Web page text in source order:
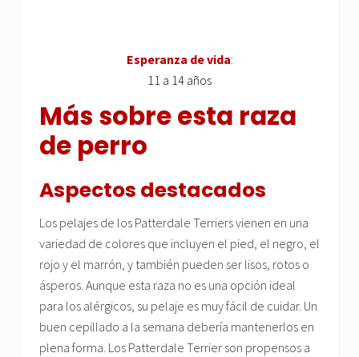
Esperanza de vida:
11 a 14 años
Más sobre esta raza
de perro
Aspectos destacados
Los pelajes de los Patterdale Terriers vienen en una
variedad de colores que incluyen el pied, el negro, el
rojo y el marrón, y también pueden ser lisos, rotos o
ásperos. Aunque esta raza no es una opción ideal
para los alérgicos, su pelaje es muy fácil de cuidar. Un
buen cepillado a la semana debería mantenerlos en
plena forma. Los Patterdale Terrier son propensos a